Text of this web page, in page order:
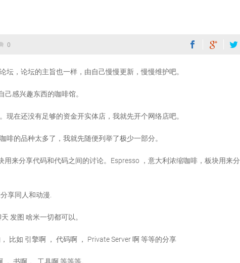
0
坛，论坛的主旨也一样，由自己慢慢更新，慢慢维护吧。
己感兴趣东西的咖啡馆。
现在还没有足够的资金开实体店，我就先开个网络店吧。
啡的品种太多了，我就先随便列举了极少一部分。
用来分享代码和代码之间的讨论。Espresso ，意大利浓缩咖啡，板块用来分
享同人和动漫.
发图 啥米一切都可以。
比如 引擎啊 ， 代码啊 ， Private Server 啊 等等的分享